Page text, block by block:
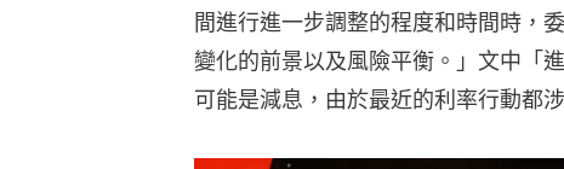
間進行進一步調整的程度和時間時，
變化的前景以及風險平衡。」文中「
可能是減息，由於最近的利率行動都